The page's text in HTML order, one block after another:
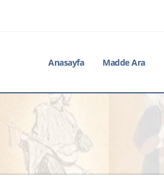
Anasayfa Madde Ara